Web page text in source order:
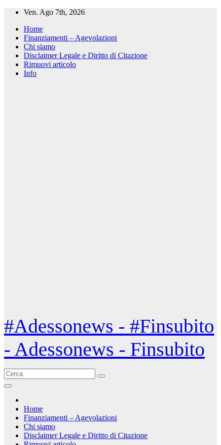
Salta
contenuto
Ven. Ago 7th, 2026
Home
Finanziamenti – Agevolazioni
Chi siamo
Disclaimer Legale e Diritto di Citazione
Rimuovi articolo
Info
#Adessonews - #Finsubito
- Adessonews - Finsubito
Home
Finanziamenti – Agevolazioni
Chi siamo
Disclaimer Legale e Diritto di Citazione